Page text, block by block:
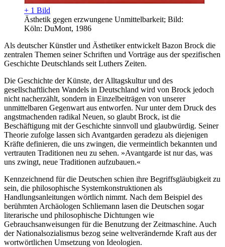
+ 1 Bild
Ästhetik gegen erzwungene Unmittelbarkeit; Bild:
Köln: DuMont, 1986
Als deutscher Künstler und Ästhetiker entwickelt Bazon Brock die
zentralen Themen seiner Schriften und Vorträge aus der spezifischen
Geschichte Deutschlands seit Luthers Zeiten.
Die Geschichte der Künste, der Alltagskultur und des
gesellschaftlichen Wandels in Deutschland wird von Brock jedoch
nicht nacherzählt, sondern in Einzelbeiträgen von unserer
unmittelbaren Gegenwart aus entworfen. Nur unter dem Druck des
angstmachenden radikal Neuen, so glaubt Brock, ist die
Beschäftigung mit der Geschichte sinnvoll und glaubwürdig. Seiner
Theorie zufolge lassen sich Avantgarden geradezu als diejenigen
Kräfte definieren, die uns zwingen, die vermeintlich bekannten und
vertrauten Traditionen neu zu sehen. »Avantgarde ist nur das, was
uns zwingt, neue Traditionen aufzubauen.«
Kennzeichnend für die Deutschen schien ihre Begriffsgläubigkeit zu
sein, die philosophische Systemkonstruktionen als
Handlungsanleitungen wörtlich nimmt. Nach dem Beispiel des
berühmten Archäologen Schliemann lasen die Deutschen sogar
literarische und philosophische Dichtungen wie
Gebrauchsanweisungen für die Benutzung der Zeitmaschine. Auch
der Nationalsozialismus bezog seine weltverändernde Kraft aus der
wortwörtlichen Umsetzung von Ideologien.